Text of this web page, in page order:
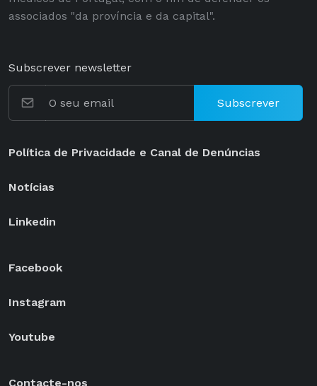
associados "da província e da capital".
Subscrever newsletter
Subscrever
Política de Privacidade e Canal de Denúncias
Notícias
Linkedin
Facebook
Instagram
Youtube
Contacte-nos